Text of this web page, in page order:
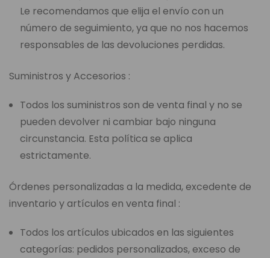
Le recomendamos que elija el envío con un
número de seguimiento, ya que no nos hacemos
responsables de las devoluciones perdidas.
Suministros y Accesorios :
Todos los suministros son de venta final y no se
pueden devolver ni cambiar bajo ninguna
circunstancia. Esta política se aplica
estrictamente.
Órdenes personalizadas a la medida, excedente de
inventario y artículos en venta final :
Todos los artículos ubicados en las siguientes
categorías: pedidos personalizados, exceso de